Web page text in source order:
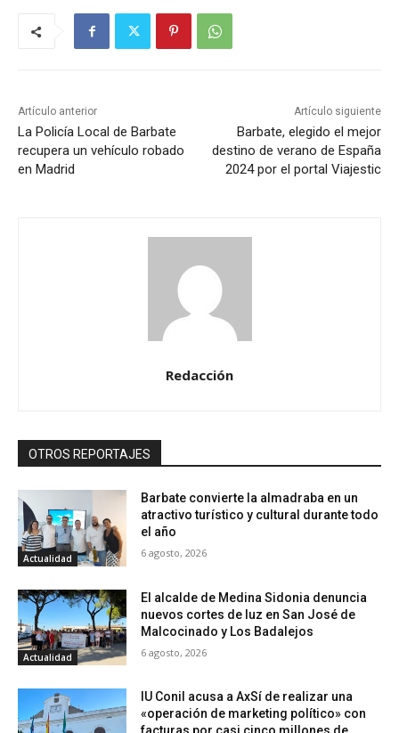
Artículo anterior
La Policía Local de Barbate
recupera un vehículo robado
en Madrid
Artículo siguiente
Barbate, elegido el mejor
destino de verano de España
2024 por el portal Viajestic
Redacción
OTROS REPORTAJES
Actualidad
Barbate convierte la almadraba en un
atractivo turístico y cultural durante todo
el año
6 agosto, 2026
Actualidad
El alcalde de Medina Sidonia denuncia
nuevos cortes de luz en San José de
Malcocinado y Los Badalejos
6 agosto, 2026
IU Conil acusa a AxSí de realizar una
«operación de marketing político» con